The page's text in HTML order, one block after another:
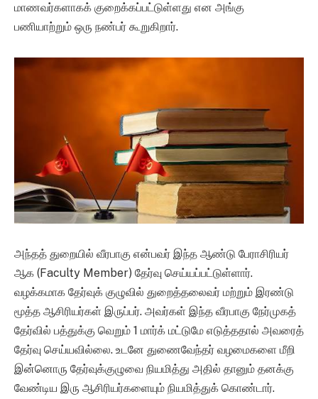
மாணவர்களாகக் குறைக்கப்பட்டுள்ளது என அங்கு
பணியாற்றும் ஒரு நண்பர் கூறுகிறார்.
அந்தத் துறையில் வீரபாகு என்பவர் இந்த ஆண்டு பேராசிரியர்
ஆக (Faculty Member) தேர்வு செய்யப்பட்டுள்ளார்.
வழக்கமாக தேர்வுக் குழுவில் துறைத்தலைவர் மற்றும் இரண்டு
மூத்த ஆசிரியர்கள் இருப்பர். அவர்கள் இந்த வீரபாகு நேர்முகத்
தேர்வில் பத்துக்கு வெறும் 1 மார்க் மட்டுமே எடுத்ததால் அவரைத்
தேர்வு செய்யவில்லை. உடனே துணைவேந்தர் வழமைகளை மீறி
இன்னொரு தேர்வுக்குழுவை நியமித்து அதில் தானும் தனக்கு
வேண்டிய இரு ஆசிரியர்களையும் நியமித்துக் கொண்டார்.